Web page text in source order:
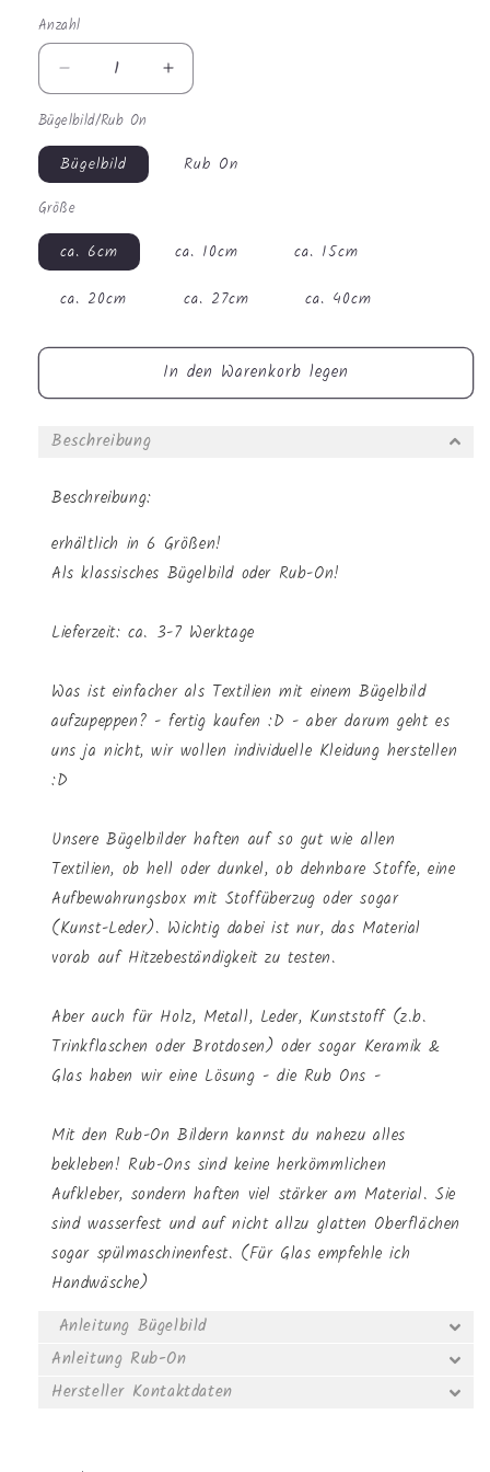
Anzahl
Anzahl
Verringere
die
Menge
für
Bügelbild
Stinktier
5
#0275
Erhöhe
die
Bügelbild
#0275
Bügelbild/Rub On
Bügelbild Rub On
Größe
ca. 6cm ca. 10cm
ca. 15cm
ca. 20cm
ca. 27cm ca. 40cm
In den Warenkorb legen
Beschreibung
Beschreibung:
erhältlich in 6 Größen!
Als klassisches Bügelbild oder Rub-On!
Lieferzeit: ca. 3-7 Werktage
Was ist einfacher als Textilien mit einem Bügelbild
aufzupeppen? - fertig kaufen :D - aber darum geht es
uns ja nicht, wir wollen individuelle Kleidung herstellen
:D
Unsere Bügelbilder haften auf so gut wie allen
Textilien, ob hell oder dunkel, ob dehnbare Stoffe, eine
Aufbewahrungsbox mit Stoffüberzug oder sogar
(Kunst-Leder). Wichtig dabei ist nur, das Material
vorab auf Hitzebeständigkeit zu testen.
Aber auch für Holz, Metall, Leder, Kunststoff (z.b.
Trinkflaschen oder Brotdosen) oder sogar Keramik &
Glas haben wir eine Lösung - die Rub Ons -
Mit den Rub-On Bildern kannst du nahezu alles
bekleben! Rub-Ons sind keine herkömmlichen
Aufkleber, sondern haften viel stärker am Material. Sie
sind wasserfest und auf nicht allzu glatten Oberflächen
sogar spülmaschinenfest. (Für Glas empfehle ich
Handwäsche)
Anleitung Bügelbild
Anleitung Rub-On
Hersteller Kontaktdaten